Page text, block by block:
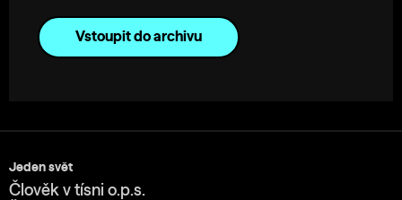
Vstoupit do archivu
Jeden svět
Člověk v tísni o.p.s.